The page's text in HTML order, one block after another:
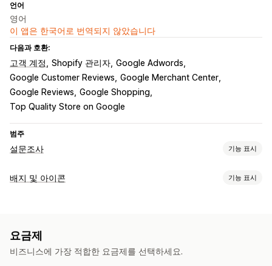
언어
영어
이 앱은 한국어로 번역되지 않았습니다
다음과 호환:
고객 계정 Shopify 관리자 Google Adwords
Google Customer Reviews Google Merchant Center
Google Reviews Google Shopping
Top Quality Store on Google
범주
설문조사 기능 표시
양식 맞춤 설정
고객 만족
제출 관리
배지 및 아이콘 기능 표시
맞춤 설정
요금제
비즈니스에 가장 적합한 요금제를 선택하세요.